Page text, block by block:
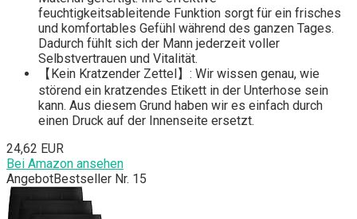
feuchtigkeitsableitende Funktion sorgt für ein frisches
und komfortables Gefühl während des ganzen Tages.
Dadurch fühlt sich der Mann jederzeit voller
Selbstvertrauen und Vitalität.
【Kein Kratzender Zettel】: Wir wissen genau, wie
störend ein kratzendes Etikett in der Unterhose sein
kann. Aus diesem Grund haben wir es einfach durch
einen Druck auf der Innenseite ersetzt.
24,62 EUR
Bei Amazon ansehen
AngebotBestseller Nr. 15